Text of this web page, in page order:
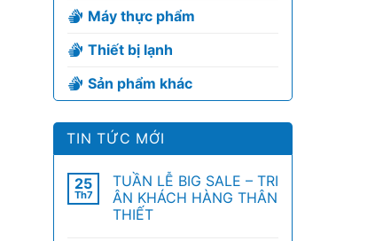
Máy thực phẩm
Thiết bị lạnh
Sản phẩm khác
TIN TỨC MỚI
25
Th7
TUẦN LỄ BIG SALE – TRI
ÂN KHÁCH HÀNG THÂN
THIẾT